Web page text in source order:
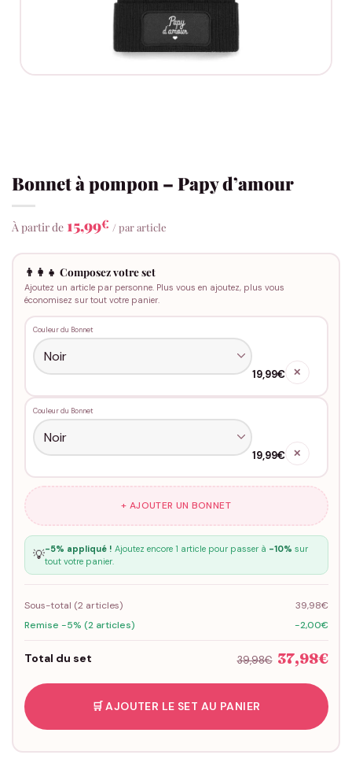
Bonnet à pompon – Papy d’amour
À partir de 15,99€ / par article
👨‍👩‍👧 Composez votre set
Ajoutez un article par personne. Plus vous en ajoutez, plus vous
économisez sur tout votre panier.
Couleur du Bonnet
19,99€ ✕
Couleur du Bonnet
19,99€ ✕
+ AJOUTER UN BONNET
💡-5% appliqué ! Ajoutez encore 1 article pour passer à -10% sur
tout votre panier.
Sous-total (2articles)
39,98€
Remise -5% (2 articles)
-2,00€
Total du set 39,98€ 37,98€
🛒 AJOUTER LE SET AU PANIER